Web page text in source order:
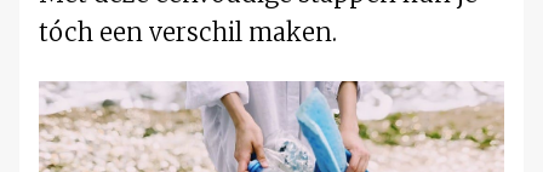
tóch een verschil maken.